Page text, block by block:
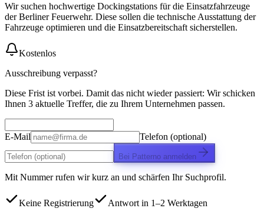
Wir suchen hochwertige Dockingstations für die Einsatzfahrzeuge
der Berliner Feuerwehr. Diese sollen die technische Ausstattung der
Fahrzeuge optimieren und die Einsatzbereitschaft sicherstellen.
Kostenlos
Ausschreibung verpasst?
Diese Frist ist vorbei. Damit das nicht wieder passiert: Wir schicken
Ihnen 3 aktuelle Treffer, die zu Ihrem Unternehmen passen.
E-Mail Telefon (optional)
Bei Patterno anmelden
Mit Nummer rufen wir kurz an und schärfen Ihr Suchprofil.
Keine Registrierung
Antwort in 1–2 Werktagen